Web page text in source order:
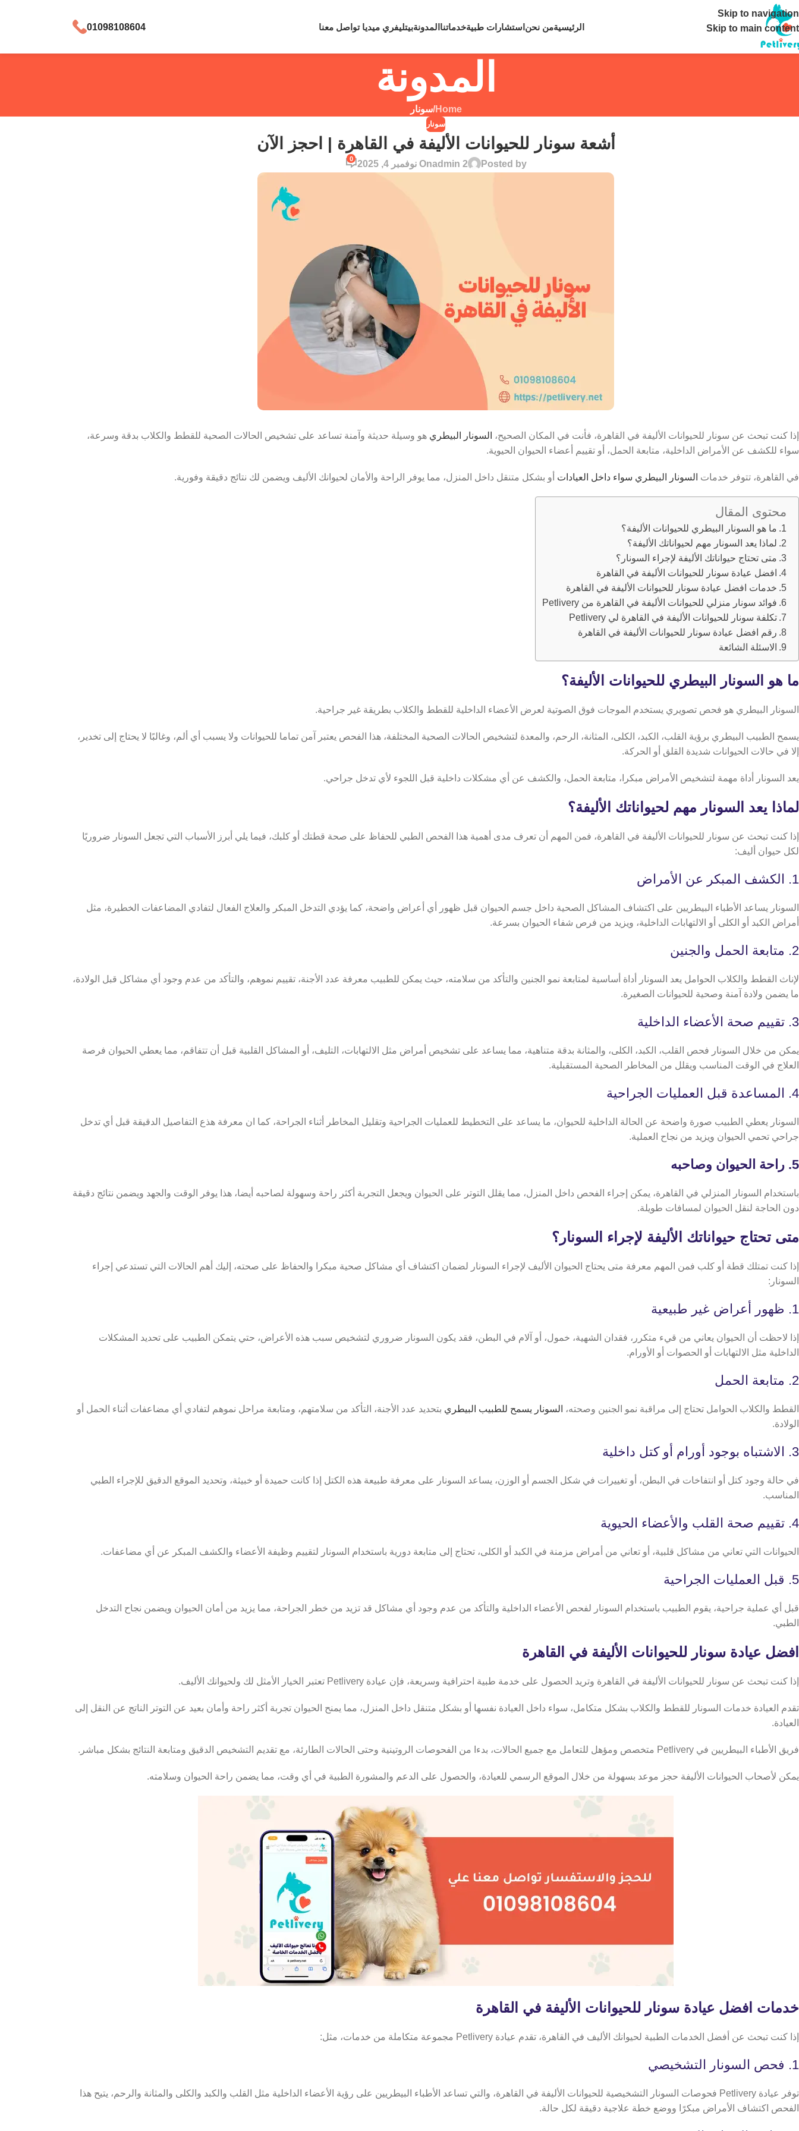
Skip to navigation
Skip to main content
الرئيسيةمن نحن استشارات طبيةخدماتنا المدونةبيتليفري ميدياتواصل معنا 01098108604
المدونة
Home
/سونار
سونار
أشعة سونار للحيوانات الأليفة في القاهرة | احجز الآن
Posted by
admin 2On نوفمبر 4, 2025
0
إذا كنت تبحث عن سونار للحيوانات الأليفة في القاهرة، فأنت في المكان الصحيح، السونار البيطري هو وسيلة حديثة وآمنة تساعد على تشخيص الحالات الصحية للقطط والكلاب بدقة وسرعة،
سواء للكشف عن الأمراض الداخلية، متابعة الحمل، أو تقييم أعضاء الحيوان الحيوية.
في القاهرة، تتوفر خدمات السونار البيطري سواء داخل العيادات أو بشكل متنقل داخل المنزل، مما يوفر الراحة والأمان لحيوانك الأليف ويضمن لك نتائج دقيقة وفورية.
محتوى المقال
ما هو السونار البيطري للحيوانات الأليفة؟
لماذا يعد السونار مهم لحيواناتك الأليفة؟
متى تحتاج حيواناتك الأليفة لإجراء السونار؟
افضل عيادة سونار للحيوانات الأليفة في القاهرة
خدمات افضل عيادة سونار للحيوانات الأليفة في القاهرة
فوائد سونار منزلي للحيوانات الأليفة في القاهرة من Petlivery
تكلفة سونار للحيوانات الأليفة في القاهرة لي Petlivery
رقم افضل عيادة سونار للحيوانات الأليفة في القاهرة
الاسئلة الشائعة
ما هو السونار البيطري للحيوانات الأليفة؟
السونار البيطري هو فحص تصويري يستخدم الموجات فوق الصوتية لعرض الأعضاء الداخلية للقطط والكلاب بطريقة غير جراحية.
يسمح الطبيب البيطري برؤية القلب، الكبد، الكلى، المثانة، الرحم، والمعدة لتشخيص الحالات الصحية المختلفة، هذا الفحص يعتبر آمن تماما للحيوانات ولا يسبب أي ألم، وغالبًا لا يحتاج إلى تخدير،
إلا في حالات الحيوانات شديدة القلق أو الحركة.
يعد السونار أداة مهمة لتشخيص الأمراض مبكرا، متابعة الحمل، والكشف عن أي مشكلات داخلية قبل اللجوء لأي تدخل جراحي.
لماذا يعد السونار مهم لحيواناتك الأليفة؟
إذا كنت تبحث عن سونار للحيوانات الأليفة في القاهرة، فمن المهم أن تعرف مدى أهمية هذا الفحص الطبي للحفاظ على صحة قطتك أو كلبك، فيما يلي أبرز الأسباب التي تجعل السونار ضروريًا
لكل حيوان أليف:
1. الكشف المبكر عن الأمراض
السونار يساعد الأطباء البيطريين على اكتشاف المشاكل الصحية داخل جسم الحيوان قبل ظهور أي أعراض واضحة، كما يؤدي التدخل المبكر والعلاج الفعال لتفادي المضاعفات الخطيرة، مثل
أمراض الكبد أو الكلى أو الالتهابات الداخلية، ويزيد من فرص شفاء الحيوان بسرعة.
2. متابعة الحمل والجنين
لإناث القطط والكلاب الحوامل يعد السونار أداة أساسية لمتابعة نمو الجنين والتأكد من سلامته، حيث يمكن للطبيب معرفة عدد الأجنة، تقييم نموهم، والتأكد من عدم وجود أي مشاكل قبل الولادة،
ما يضمن ولادة آمنة وصحية للحيوانات الصغيرة.
3. تقييم صحة الأعضاء الداخلية
يمكن من خلال السونار فحص القلب، الكبد، الكلى، والمثانة بدقة متناهية، مما يساعد على تشخيص أمراض مثل الالتهابات، التليف، أو المشاكل القلبية قبل أن تتفاقم، مما يعطي الحيوان فرصة
العلاج في الوقت المناسب ويقلل من المخاطر الصحية المستقبلية.
4. المساعدة قبل العمليات الجراحية
السونار يعطي الطبيب صورة واضحة عن الحالة الداخلية للحيوان، ما يساعد على التخطيط للعمليات الجراحية وتقليل المخاطر أثناء الجراحة، كما ان معرفة هذع التفاصيل الدقيقة قبل أي تدخل
جراحي تحمي الحيوان ويزيد من نجاح العملية.
5. راحة الحيوان وصاحبه
باستخدام السونار المنزلي في القاهرة، يمكن إجراء الفحص داخل المنزل، مما يقلل التوتر على الحيوان ويجعل التجربة أكثر راحة وسهولة لصاحبه أيضا، هذا يوفر الوقت والجهد ويضمن نتائج دقيقة
دون الحاجة لنقل الحيوان لمسافات طويلة.
متى تحتاج حيواناتك الأليفة لإجراء السونار؟
​​إذا كنت تمتلك قطة أو كلب فمن المهم معرفة متى يحتاج الحيوان الأليف لإجراء السونار لضمان اكتشاف أي مشاكل صحية مبكرا والحفاظ على صحته، إليك أهم الحالات التي تستدعي إجراء
السونار:
1. ظهور أعراض غير طبيعية
إذا لاحظت أن الحيوان يعاني من قيء متكرر، فقدان الشهية، خمول، أو آلام في البطن، فقد يكون السونار ضروري لتشخيص سبب هذه الأعراض، حتي يتمكن الطبيب على تحديد المشكلات
الداخلية مثل الالتهابات أو الحصوات أو الأورام.
2. متابعة الحمل
القطط والكلاب الحوامل تحتاج إلى مراقبة نمو الجنين وصحته، السونار يسمح للطبيب البيطري بتحديد عدد الأجنة، التأكد من سلامتهم، ومتابعة مراحل نموهم لتفادي أي مضاعفات أثناء الحمل أو
الولادة.
3. الاشتباه بوجود أورام أو كتل داخلية
في حالة وجود كتل أو انتفاخات في البطن، أو تغييرات في شكل الجسم أو الوزن، يساعد السونار على معرفة طبيعة هذه الكتل إذا كانت حميدة أو خبيثة، وتحديد الموقع الدقيق للإجراء الطبي
المناسب.
4. تقييم صحة القلب والأعضاء الحيوية
الحيوانات التي تعاني من مشاكل قلبية، أو تعاني من أمراض مزمنة في الكبد أو الكلى، تحتاج إلى متابعة دورية باستخدام السونار لتقييم وظيفة الأعضاء والكشف المبكر عن أي مضاعفات.
5. قبل العمليات الجراحية
قبل أي عملية جراحية، يقوم الطبيب باستخدام السونار لفحص الأعضاء الداخلية والتأكد من عدم وجود أي مشاكل قد تزيد من خطر الجراحة، مما يزيد من أمان الحيوان ويضمن نجاح التدخل
الطبي.
افضل عيادة سونار للحيوانات الأليفة في القاهرة
إذا كنت تبحث عن سونار للحيوانات الأليفة في القاهرة وتريد الحصول على خدمة طبية احترافية وسريعة، فإن عيادة Petlivery تعتبر الخيار الأمثل لك ولحيوانك الأليف.
تقدم العيادة خدمات السونار للقطط والكلاب بشكل متكامل، سواء داخل العيادة نفسها أو بشكل متنقل داخل المنزل، مما يمنح الحيوان تجربة أكثر راحة وأمان بعيد عن التوتر الناتج عن النقل إلى
العيادة.
فريق الأطباء البيطريين في Petlivery متخصص ومؤهل للتعامل مع جميع الحالات، بدءا من الفحوصات الروتينية وحتى الحالات الطارئة، مع تقديم التشخيص الدقيق ومتابعة النتائج بشكل مباشر.
يمكن لأصحاب الحيوانات الأليفة حجز موعد بسهولة من خلال الموقع الرسمي للعيادة، والحصول على الدعم والمشورة الطبية في أي وقت، مما يضمن راحة الحيوان وسلامته.
خدمات افضل عيادة سونار للحيوانات الأليفة في القاهرة
​​إذا كنت تبحث عن أفضل الخدمات الطبية لحيوانك الأليف في القاهرة، تقدم عيادة Petlivery مجموعة متكاملة من خدمات، مثل:
1. فحص السونار التشخيصي
توفر عيادة Petlivery فحوصات السونار التشخيصية للحيوانات الأليفة في القاهرة، والتي تساعد الأطباء البيطريين على رؤية الأعضاء الداخلية مثل القلب والكبد والكلى والمثانة والرحم، يتيح هذا
الفحص اكتشاف الأمراض مبكرًا ووضع خطة علاجية دقيقة لكل حالة.